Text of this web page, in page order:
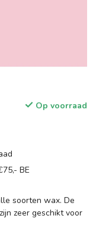
Op voorraad
BE
soorten wax. De
zeer geschikt voor